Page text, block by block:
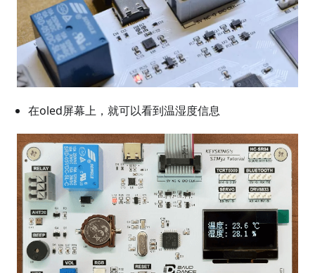
在oled屏幕上，就可以看到温湿度信息